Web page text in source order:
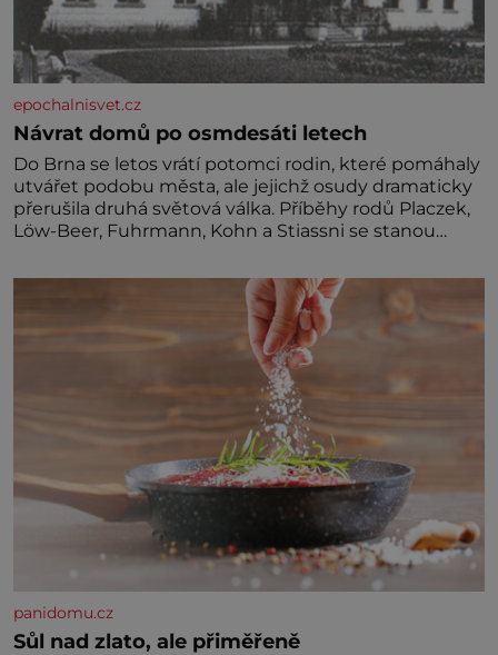
epochalnisvet.cz
Návrat domů po osmdesáti letech
Do Brna se letos vrátí potomci rodin, které pomáhaly
utvářet podobu města, ale jejichž osudy dramaticky
přerušila druhá světová válka. Příběhy rodů Placzek,
Löw-Beer, Fuhrmann, Kohn a Stiassni se stanou
židovské kultury ŠTETL FEST 2026. Některé návraty
nejsou jednoduché. Místa, která si člověk pamatuje z
rodinných vyprávění, už dávno
panidomu.cz
Sůl nad zlato, ale přiměřeně